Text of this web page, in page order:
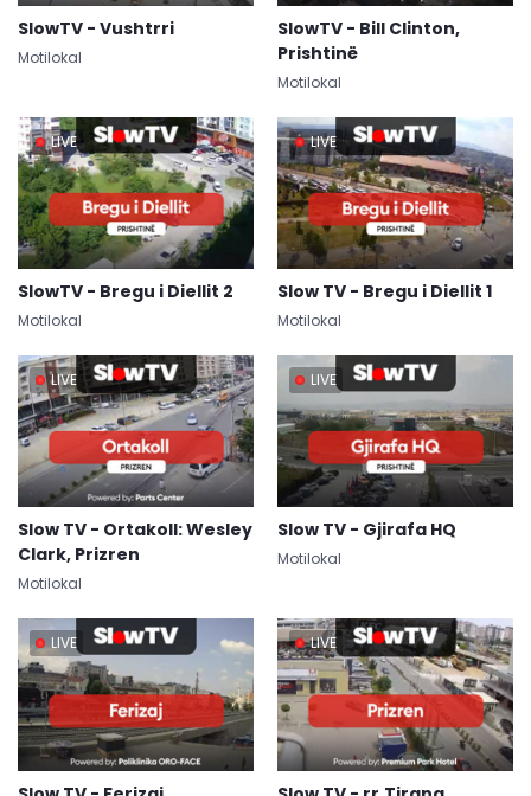
SlowTV - Vushtrri
Motilokal
SlowTV - Bill Clinton,
Prishtinë
Motilokal
LIVE
SlowTV - Bregu i Diellit 2
Motilokal
LIVE
Slow TV - Bregu i Diellit 1
Motilokal
LIVE
Slow TV - Ortakoll: Wesley
Clark, Prizren
Motilokal
LIVE
Slow TV - Gjirafa HQ
Motilokal
LIVE LIVE